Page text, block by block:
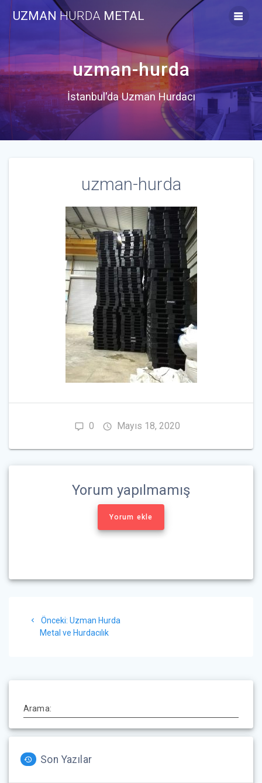
to
UZMAN HURDA METAL
uzman-hurda
İstanbul'da Uzman Hurdacı
uzman-hurda
0 Mayıs 18, 2020
Yorum yapılmamış
Yorum ekle
Yazı
gezinmesi
Önceki: Önceki
yazı:
Uzman Hurda
Metal ve Hurdacılık
Arama:
Son Yazılar